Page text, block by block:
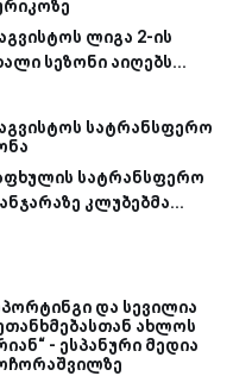
ლიგა 2-ის
სეზონი აიღებს...
სატრანსფერო
სატრანსფერო
კლუბებმა...
და სევილია
ახლოს
- ესპანური მედია